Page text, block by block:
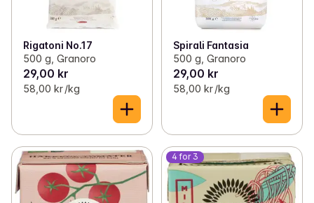
Rigatoni No.17
500 g, Granoro
29,00 kr
58,00 kr /kg
Spirali Fantasia
500 g, Granoro
29,00 kr
58,00 kr /kg
4 for 3